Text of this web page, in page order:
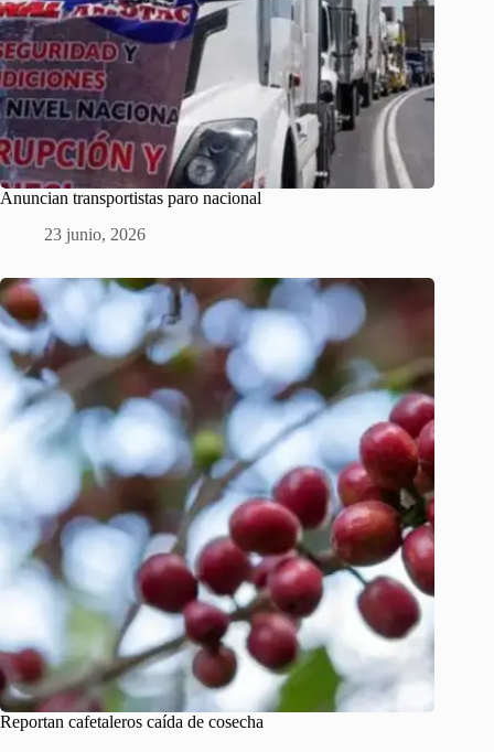
Anuncian transportistas paro nacional
23 junio, 2026
Reportan cafetaleros caída de cosecha